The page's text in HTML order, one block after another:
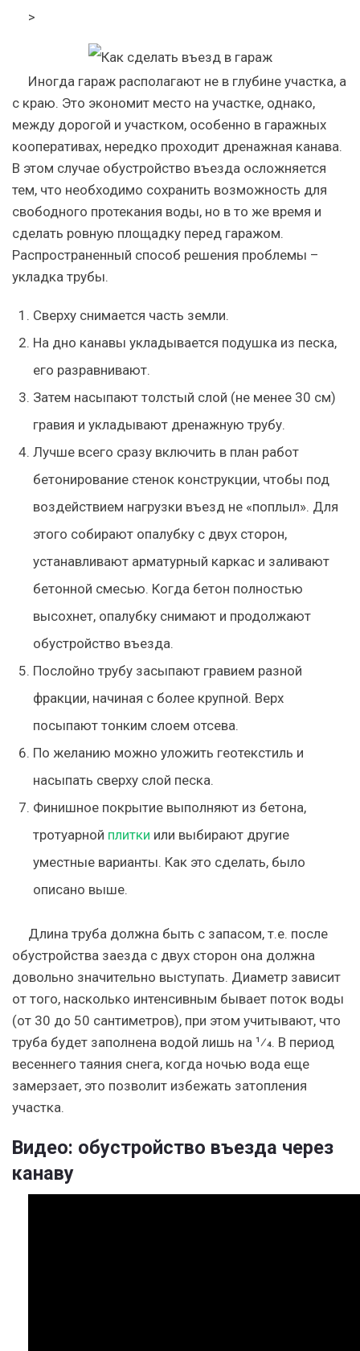
>
Иногда гараж располагают не в глубине участка, а
с краю. Это экономит место на участке, однако,
между дорогой и участком, особенно в гаражных
кооперативах, нередко проходит дренажная канава.
В этом случае обустройство въезда осложняется
тем, что необходимо сохранить возможность для
свободного протекания воды, но в то же время и
сделать ровную площадку перед гаражом.
Распространенный способ решения проблемы –
укладка трубы.
Сверху снимается часть земли.
На дно канавы укладывается подушка из песка,
его разравнивают.
Затем насыпают толстый слой (не менее 30 см)
гравия и укладывают дренажную трубу.
Лучше всего сразу включить в план работ
бетонирование стенок конструкции, чтобы под
воздействием нагрузки въезд не «поплыл». Для
этого собирают опалубку с двух сторон,
устанавливают арматурный каркас и заливают
бетонной смесью. Когда бетон полностью
высохнет, опалубку снимают и продолжают
обустройство въезда.
Послойно трубу засыпают гравием разной
фракции, начиная с более крупной. Верх
посыпают тонким слоем отсева.
По желанию можно уложить геотекстиль и
насыпать сверху слой песка.
Финишное покрытие выполняют из бетона,
тротуарной плитки или выбирают другие
уместные варианты. Как это сделать, было
описано выше.
Длина труба должна быть с запасом, т.е. после
обустройства заезда с двух сторон она должна
довольно значительно выступать. Диаметр зависит
от того, насколько интенсивным бывает поток воды
(от 30 до 50 сантиметров), при этом учитывают, что
труба будет заполнена водой лишь на 1⁄4. В период
весеннего таяния снега, когда ночью вода еще
замерзает, это позволит избежать затопления
участка.
Видео: обустройство въезда через
канаву